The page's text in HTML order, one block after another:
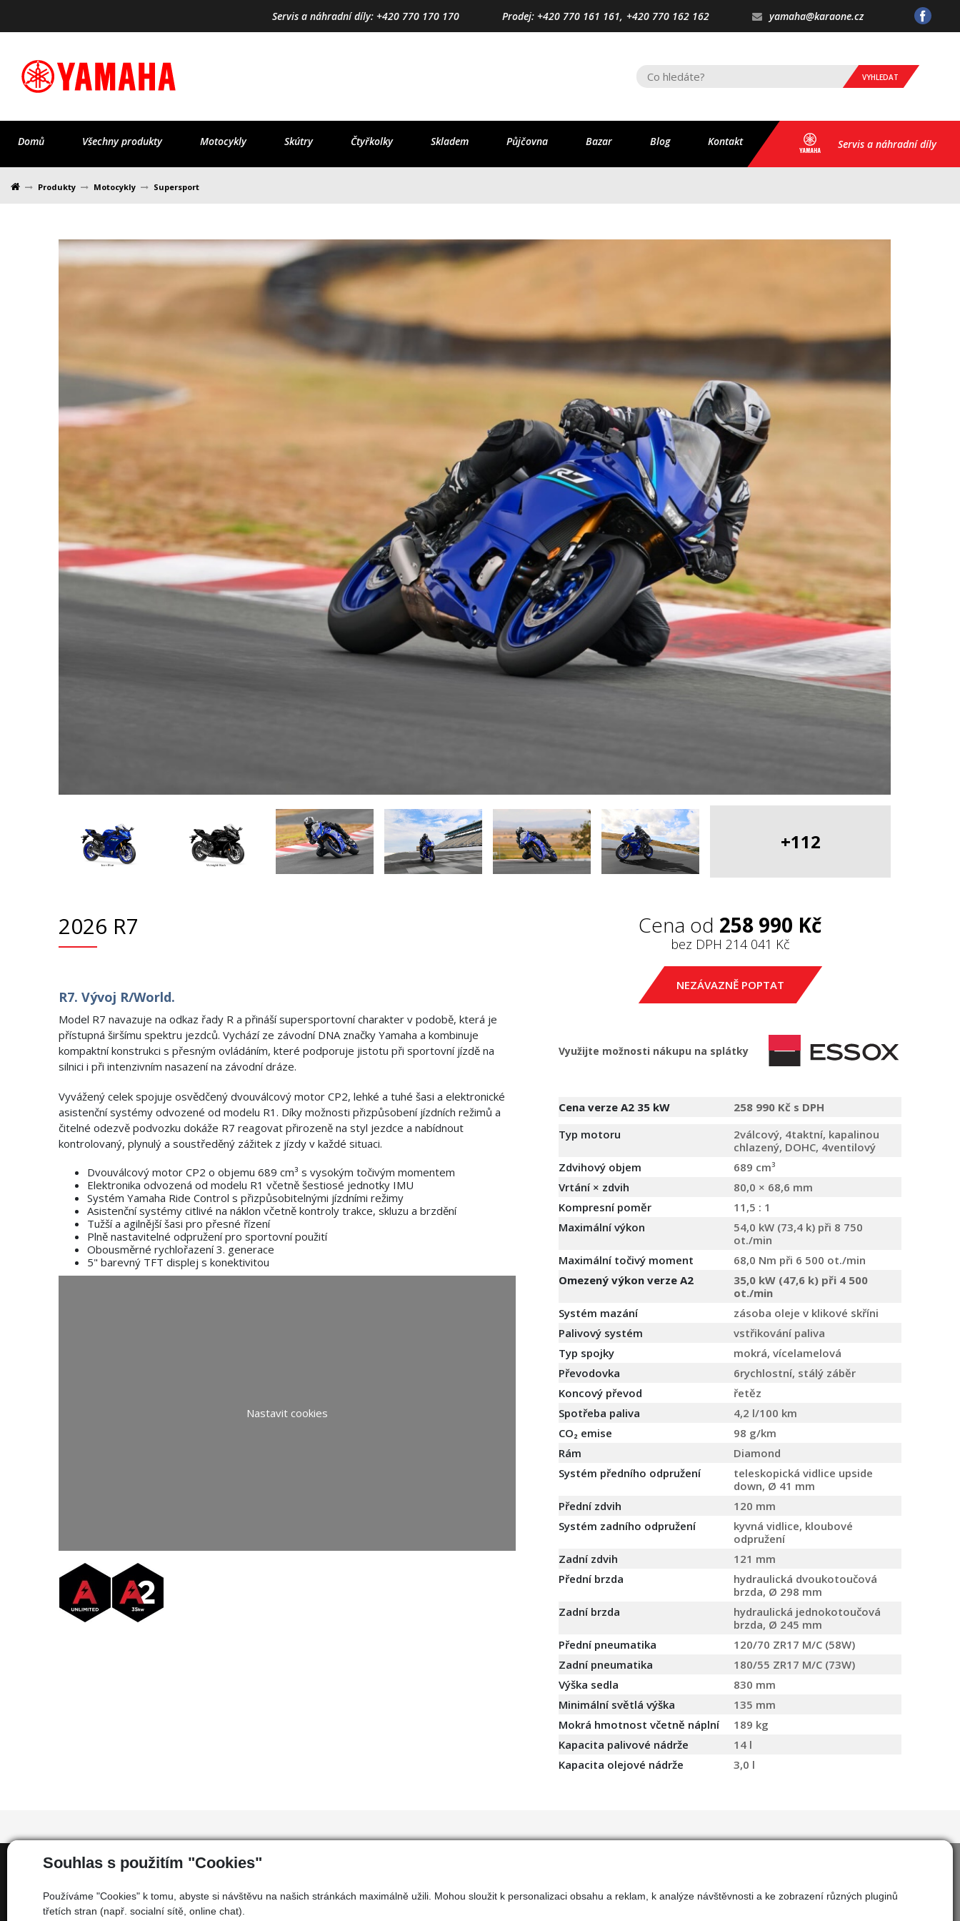
Souhlas s použitím "Cookies"
Používáme "Cookies" k tomu, abyste si návštěvu na našich stránkách maximálně užili. Mohou sloužit k personalizaci obsahu a reklam, k analýze návštěvnosti a ke zobrazení různých pluginů
třetích stran (např. socialní sítě, online chat).
Servis a náhradní díly: +420 770 170 170 Prodej: +420 770 161 161, +420 770 162 162 yamaha@karaone.cz
VYHLEDAT
Domů Všechny produkty Motocykly Skútry Čtyřkolky Skladem Půjčovna Bazar Blog Kontakt Servis a náhradní díly
Produkty Motocykly Supersport
+112
2026 R7
R7. Vývoj R/World.
Model R7 navazuje na odkaz řady R a přináší supersportovní charakter v podobě, která je
přístupná širšímu spektru jezdců. Vychází ze závodní DNA značky Yamaha a kombinuje
kompaktní konstrukci s přesným ovládáním, které podporuje jistotu při sportovní jízdě na
silnici i při intenzivním nasazení na závodní dráze.
Vyvážený celek spojuje osvědčený dvouválcový motor CP2, lehké a tuhé šasi a elektronické
asistenční systémy odvozené od modelu R1. Díky možnosti přizpůsobení jízdních režimů a
čitelné odezvě podvozku dokáže R7 reagovat přirozeně na styl jezdce a nabídnout
kontrolovaný, plynulý a soustředěný zážitek z jízdy v každé situaci.
Dvouválcový motor CP2 o objemu 689 cm³ s vysokým točivým momentem
Elektronika odvozená od modelu R1 včetně šestiosé jednotky IMU
Systém Yamaha Ride Control s přizpůsobitelnými jízdními režimy
Asistenční systémy citlivé na náklon včetně kontroly trakce, skluzu a brzdění
Tužší a agilnější šasi pro přesné řízení
Plně nastavitelné odpružení pro sportovní použití
Obousměrné rychlořazení 3. generace
5" barevný TFT displej s konektivitou
Nastavit cookies
Cena od 258 990 Kč
bez DPH 214 041 Kč
NEZÁVAZNĚ POPTAT
Využijte možnosti nákupu na splátky
Cena verze A2 35 kW
258 990 Kč s DPH
Typ motoru
2válcový, 4taktní, kapalinou
chlazený, DOHC, 4ventilový
Zdvihový objem
689 cm³
Vrtání × zdvih
80,0 × 68,6 mm
Kompresní poměr
11,5 : 1
Maximální výkon
54,0 kW (73,4 k) při 8 750
ot./min
Maximální točivý moment
68,0 Nm při 6 500 ot./min
Omezený výkon verze A2
35,0 kW (47,6 k) při 4 500
ot./min
Systém mazání
zásoba oleje v klikové skříni
Palivový systém
vstřikování paliva
Typ spojky
mokrá, vícelamelová
Převodovka
6rychlostní, stálý záběr
Koncový převod
řetěz
Spotřeba paliva
4,2 l/100 km
CO₂ emise
98 g/km
Rám
Diamond
Systém předního odpružení
teleskopická vidlice upside
down, Ø 41 mm
Přední zdvih
120 mm
Systém zadního odpružení
kyvná vidlice, kloubové
odpružení
Zadní zdvih
121 mm
Přední brzda
hydraulická dvoukotoučová
brzda, Ø 298 mm
Zadní brzda
hydraulická jednokotoučová
brzda, Ø 245 mm
Přední pneumatika
120/70 ZR17 M/C (58W)
Zadní pneumatika
180/55 ZR17 M/C (73W)
Výška sedla
830 mm
Minimální světlá výška
135 mm
Mokrá hmotnost včetně náplní
189 kg
Kapacita palivové nádrže
14 l
Kapacita olejové nádrže
3,0 l
Informace